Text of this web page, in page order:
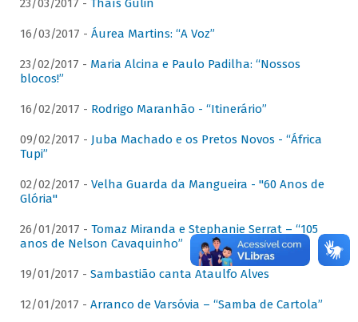
23/03/2017 - Thaís Gulin
16/03/2017 - Áurea Martins: “A Voz”
23/02/2017 - Maria Alcina e Paulo Padilha: “Nossos
blocos!”
16/02/2017 - Rodrigo Maranhão - “Itinerário”
09/02/2017 - Juba Machado e os Pretos Novos - “África
Tupi”
02/02/2017 - Velha Guarda da Mangueira - "60 Anos de
Glória"
26/01/2017 - Tomaz Miranda e Stephanie Serrat – “105
anos de Nelson Cavaquinho”
19/01/2017 - Sambastião canta Ataulfo Alves
12/01/2017 - Arranco de Varsóvia – “Samba de Cartola”